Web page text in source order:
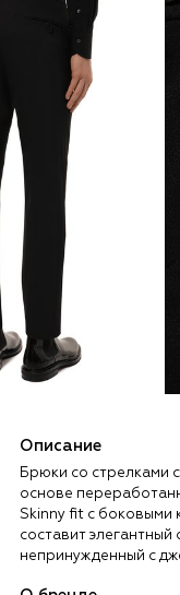
Описание
Брюки со стрелками
основе
Skinny fit с боковыми
составит
непринужденный с